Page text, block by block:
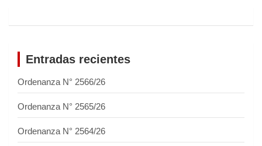
Entradas recientes
Ordenanza N° 2566/26
Ordenanza N° 2565/26
Ordenanza N° 2564/26